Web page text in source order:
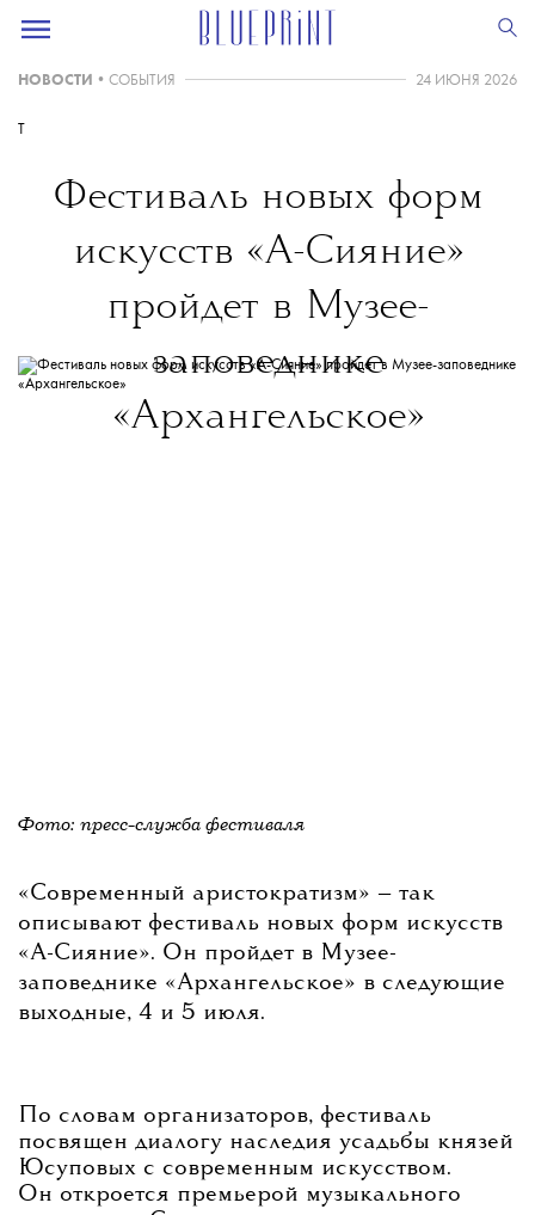
НОВОСТИ • СОБЫТИЯ 24 ИЮНЯ 2026
T
Фестиваль новых форм
искусств «А-Сияние»
пройдет в Музее-
заповеднике
«Архангельское»
Фото: пресс-служба фестиваля
«Современный аристократизм» — так
описывают фестиваль новых форм искусств
«А-Сияние». Он пройдет в Музее-
заповеднике «Архангельское» в следующие
выходные, 4 и 5 июля.
По словам организаторов, фестиваль
посвящен диалогу наследия усадьбы князей
Юсуповых с современным искусством.
Он откроется премьерой музыкального